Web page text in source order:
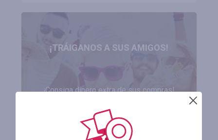
¡TRÁIGANOS A SUS AMIGOS!
¡Consiga dinero extra de sus compras!